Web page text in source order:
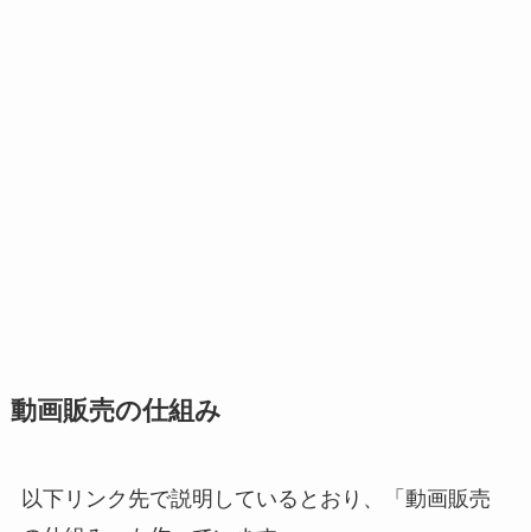
動画販売の仕組み
以下リンク先で説明しているとおり、「動画販売